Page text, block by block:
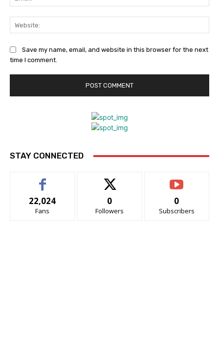
Save my name, email, and website in this browser for the next
time I comment.
STAY CONNECTED
22,024
Fans
0
Followers
0
Subscribers